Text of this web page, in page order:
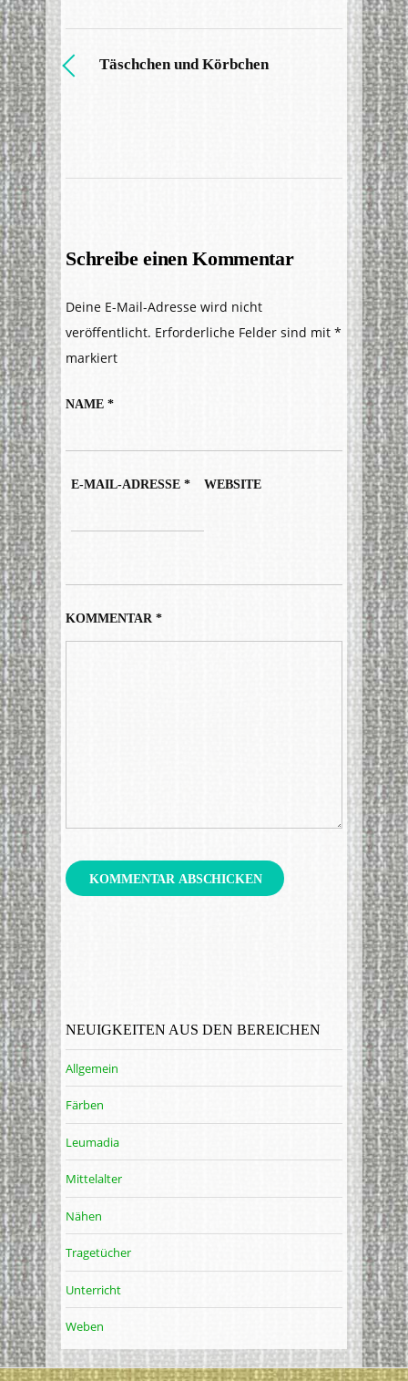
Täschchen und Körbchen
Schreibe einen Kommentar
Deine E-Mail-Adresse wird nicht
veröffentlicht. Erforderliche Felder sind mit*
markiert
NAME*
E-MAIL-ADRESSE* WEBSITE
KOMMENTAR*
NEUIGKEITEN AUS DEN BEREICHEN
Allgemein
Färben
Leumadia
Mittelalter
Nähen
Tragetücher
Unterricht
Weben